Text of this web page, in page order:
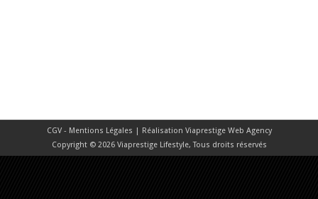
CGV - Mentions Légales | Réalisation Viaprestige Web Agency
Copyright © 2026 Viaprestige Lifestyle, Tous droits réservés